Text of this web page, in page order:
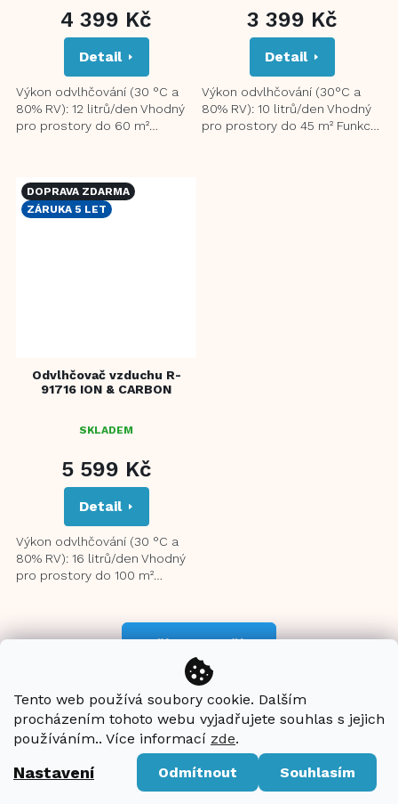
Tento web používá soubory cookie. Dalším
procházením tohoto webu vyjadřujete souhlas s jejich
používáním.. Více informací zde.
Nastavení Odmítnout Souhlasím
PRODUKTU
5
HVĚZDIČEK.
4 399 Kč
Detail
Výkon odvlhčování (30 °C a
80% RV): 12 litrů/den Vhodný
pro prostory do 60 m²
PRODUKTU
5
HVĚZDIČEK.
3 399 Kč
Detail
Výkon odvlhčování (30°C a
80% RV): 10 litrů/den Vhodný
pro prostory do 45 m² Funkce
DOPRAVA ZDARMA
ZÁRUKA 5 LET
Odvlhčovač vzduchu R-
91716 ION & CARBON
SKLADEM
5 599 Kč
Detail
Výkon odvlhčování (30 °C a
80% RV): 16 litrů/den Vhodný
pro prostory do 100 m²
O
v
l
á
d
a
Načíst 21 dalších
S
t
r
á
n
k
1 2
46položek celkem
Nahoru